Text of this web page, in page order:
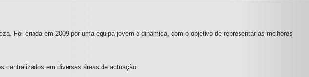
Foi criada em 2009 por uma equipa jovem e dinâmica, com o objetivo de representar as melhores
centralizados em diversas áreas de actuação: